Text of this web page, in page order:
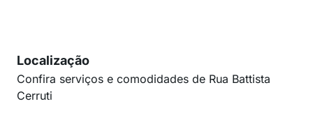
Localização
Confira serviços e comodidades de Rua Battista
Cerruti